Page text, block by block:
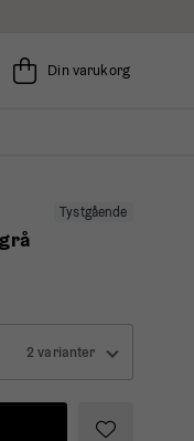
Din varukorg
Tystgående
2 varianter